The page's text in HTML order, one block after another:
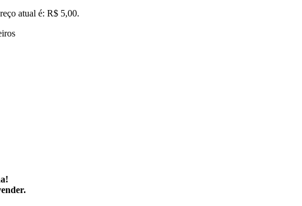
atual é: R$ 5,00.